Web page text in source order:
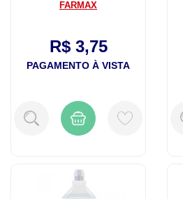
FARMAX
R$ 3,75
PAGAMENTO À VISTA